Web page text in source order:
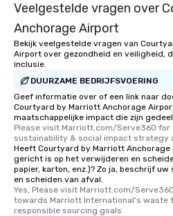
Veelgestelde vragen over
Anchorage Airport
Bekijk veelgestelde vragen van
Airport over gezondheid en veiligheid,
inclusie.
DUURZAME BEDRIJFSVOERING
Geef informatie over of een link naar
Courtyard by Marriott Anchorage
maatschappelijke impact die zijn
Please visit Marriott.com/Serve360
sustainability & social impact strategy
Heeft Courtyard by Marriott
gericht is op het verwijderen en
papier, karton, enz.)? Zo ja, beschrijf
en scheiden van afval.
Yes, Please visit Marriott.com/
towards Marriott International's waste
responsible sourcing goals